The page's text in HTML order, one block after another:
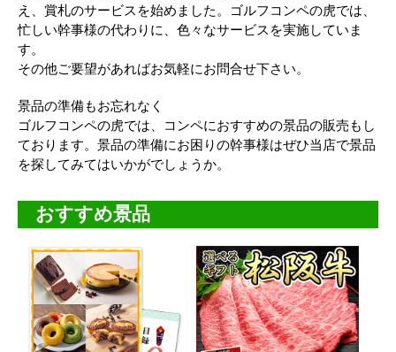
え、賞札のサービスを始めました。ゴルフコンペの虎では、
忙しい幹事様の代わりに、色々なサービスを実施していま
す。
その他ご要望があればお気軽にお問合せ下さい。
景品の準備もお忘れなく
ゴルフコンペの虎では、コンペにおすすめの景品の販売もし
ております。景品の準備にお困りの幹事様はぜひ当店で景品
を探してみてはいかがでしょうか。
おすすめ景品